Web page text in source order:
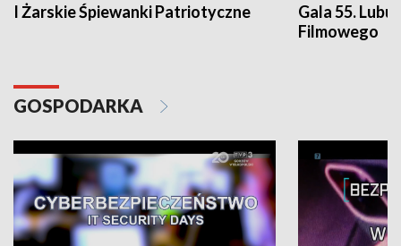
I Żarskie Śpiewanki Patriotyczne
Gala 55.
Filmowego
GOSPODARKA